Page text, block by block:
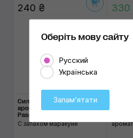
240 ₴ 330
Силиконовый
ароматизатор Little Joe
Passion Fruit
С запахом маракуйи
Оберіть мову сайту
Русский
Українська
Запамʼятати